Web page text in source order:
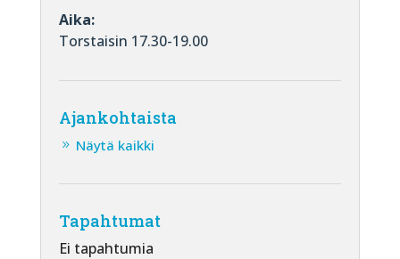
Aika:
Torstaisin 17.30-19.00
Ajankohtaista
Näytä kaikki
Tapahtumat
Ei tapahtumia